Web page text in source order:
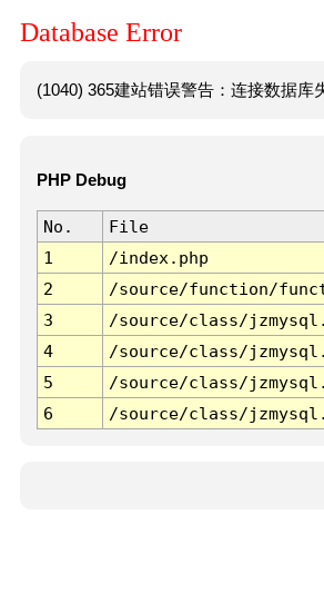
Database Error
(1040) 365建站错误警告：连接数据库
PHP Debug
No. File
1
/index.php
2
/source/function/
3
/source/class/
4
/source/class/
5
/source/class/
6
/source/class/